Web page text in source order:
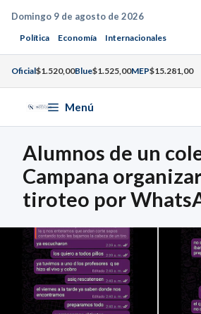
Saltar
contenido
Domingo 9 de agosto de 2026
Política Economía Internacionales
Oficial$1.520,00Blue$1.525,00MEP$15.281,00
Menú
Alumnos de un
Campana
tiroteo por